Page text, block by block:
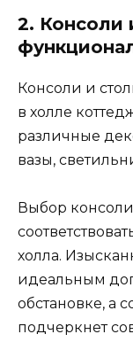
2. Консоли
Консоли и
в холле
различные
вазы,
Выбор
холла.
идеальным
обстановке, а
подчеркнет